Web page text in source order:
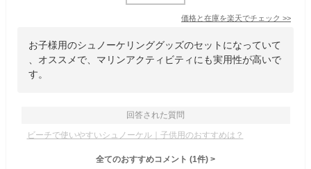
価格と在庫を楽天でチェック >>
お子様用のシュノーケリンググッズのセットになっていて
、オススメで、マリンアクティビティにも実用性が高いで
す。
回答された質問
ビーチで使いやすいシュノーケル｜子供用のおすすめは？
全てのおすすめコメント (1件) >